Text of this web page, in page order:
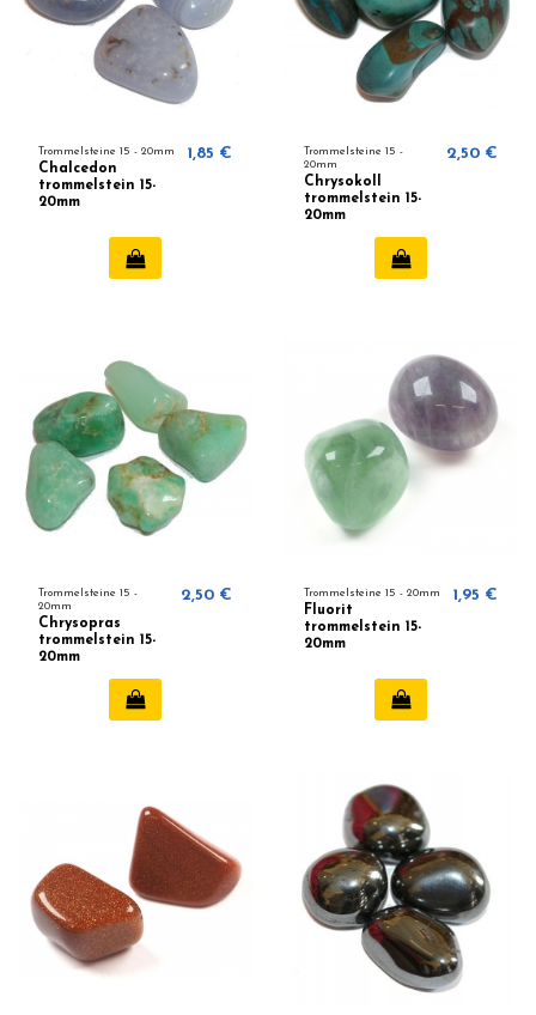
Trommelsteine ​​15 - 20mm
Chalcedon
trommelstein 15-
20mm
1,85 €
Trommelsteine ​​15 -
20mm
Chrysokoll
trommelstein 15-
20mm
2,50 €
Trommelsteine ​​15 -
20mm
Chrysopras
trommelstein 15-
20mm
2,50 € Trommelsteine ​​15 - 20mm
Fluorit
trommelstein 15-
20mm
1,95 €